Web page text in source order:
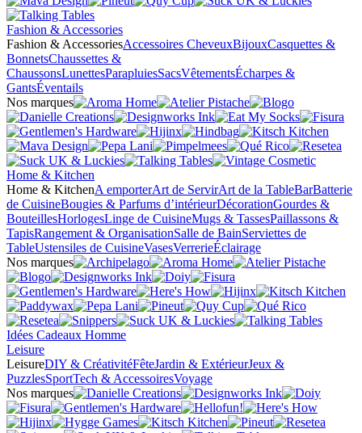
Fashion & Accessories
Fashion & AccessoriesAccessoires CheveuxBijouxCasquettes &
BonnetsChaussettes &
ChaussonsLunettesParapluiesSacsVêtementsÉcharpes &
GantsÉventails
Nos marques
Home & Kitchen
Home & KitchenA emporterArt de ServirArt de la TableBarBatterie
de CuisineBougies & Parfums d’intérieurDécorationGourdes &
BouteillesHorlogesLinge de CuisineMugs & TassesPaillassons &
TapisRangement & OrganisationSalle de BainServiettes de
TableUstensiles de CuisineVasesVerrerieÉclairage
Nos marques
Idées Cadeaux Homme
Leisure
LeisureDIY & CréativitéFêteJardin & ExtérieurJeux &
PuzzlesSportTech & AccessoiresVoyage
Nos marques